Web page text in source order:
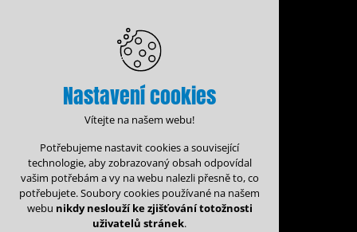
Nastavení cookies
Vítejte na našem webu!
Potřebujeme nastavit cookies a související
technologie, aby zobrazovaný obsah odpovídal
vašim potřebám a vy na webu nalezli přesně to, co
potřebujete. Soubory cookies používané na našem
webu nikdy neslouží ke zjišťování totožnosti
uživatelů stránek.